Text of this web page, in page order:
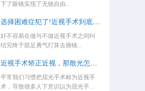
下了眼镜实现了无镜自由...
选择困难症犯了!近视手术到底怎么选？
好不容易在做与不做近视手术之间纠
结完终于鼓足勇气打算去摘镜...
近视手术矫正近视，那散光怎么办，术后还要戴眼镜吗？
平常我们习惯把屈光手术称为近视手
术，导致很多人下意识以为屈光手术